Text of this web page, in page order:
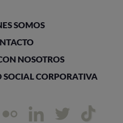
SOMOS
NOSOTROS
SOCIAL CORPORATIVA